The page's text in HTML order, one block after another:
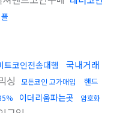
트코인전송대행
국내거래
싱 모든코인 고가매입
핸드
이더리움파는곳
암호화